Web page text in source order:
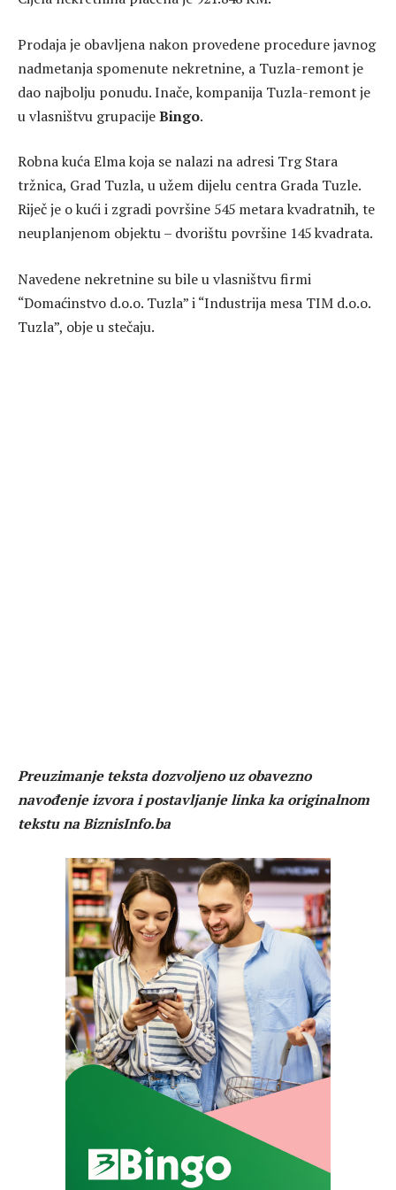
Prodaja je obavljena nakon provedene procedure javnog
nadmetanja spomenute nekretnine, a Tuzla-remont je
dao najbolju ponudu. Inače, kompanija Tuzla-remont je
u vlasništvu grupacijeBingo.
Robna kuća Elma koja se nalazi na adresi Trg Stara
tržnica, Grad Tuzla, u užem dijelu centra Grada Tuzle.
Riječ je o kući i zgradi površine 545 metara kvadratnih, te
neuplanjenom objektu – dvorištu površine 145 kvadrata.
Navedene nekretnine su bile u vlasništvu firmi
“Domaćinstvo d.o.o. Tuzla” i “Industrija mesa TIM d.o.o.
Tuzla”, obje u stečaju.
Preuzimanje teksta dozvoljeno uz obavezno
navođenje izvora i postavljanje linka ka originalnom
tekstu na BiznisInfo.ba